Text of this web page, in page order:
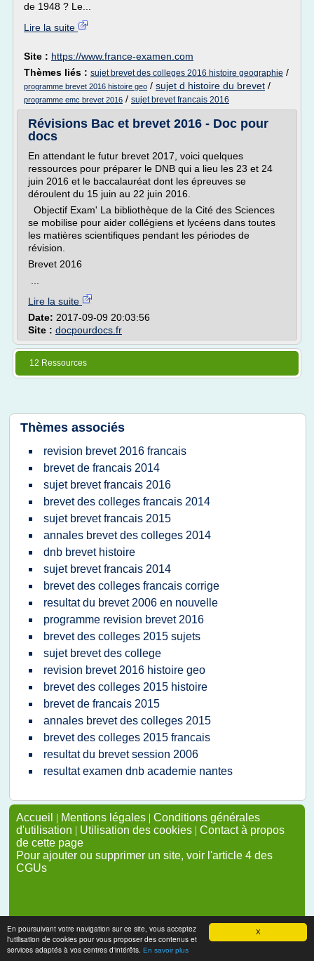
X
En poursuivant votre navigation sur ce site, vous acceptez
l'utilisation de cookies pour vous proposer des contenus et
services adaptés à vos centres d'intérêts. En savoir plus
de 1948 ? Le...
Lire la suite
Site : https://www.france-examen.com
Thèmes liés : sujet brevet des colleges 2016 histoire geographie /
programme brevet 2016 histoire geo / sujet d histoire du brevet /
programme emc brevet 2016 / sujet brevet francais 2016
Révisions Bac et brevet 2016 - Doc pour
docs
En attendant le futur brevet 2017, voici quelques
ressources pour préparer le DNB qui a lieu les 23 et 24
juin 2016 et le baccalauréat dont les épreuves se
déroulent du 15 juin au 22 juin 2016.
Objectif Exam' La bibliothèque de la Cité des Sciences
se mobilise pour aider collégiens et lycéens dans toutes
les matières scientifiques pendant les périodes de
révision.
Brevet 2016
Lire la suite
Date: 2017-09-09 20:03:56
Site : docpourdocs.fr
12 Ressources
Thèmes associés
revision brevet 2016 francais
brevet de francais 2014
sujet brevet francais 2016
brevet des colleges francais 2014
sujet brevet francais 2015
annales brevet des colleges 2014
dnb brevet histoire
sujet brevet francais 2014
brevet des colleges francais corrige
resultat du brevet 2006 en nouvelle
programme revision brevet 2016
brevet des colleges 2015 sujets
sujet brevet des college
revision brevet 2016 histoire geo
brevet des colleges 2015 histoire
brevet de francais 2015
annales brevet des colleges 2015
brevet des colleges 2015 francais
resultat du brevet session 2006
resultat examen dnb academie nantes
Accueil | Mentions légales | Conditions générales
d'utilisation | Utilisation des cookies | Contact à propos
de cette page
Pour ajouter ou supprimer un site, voir l'article 4 des
CGUs